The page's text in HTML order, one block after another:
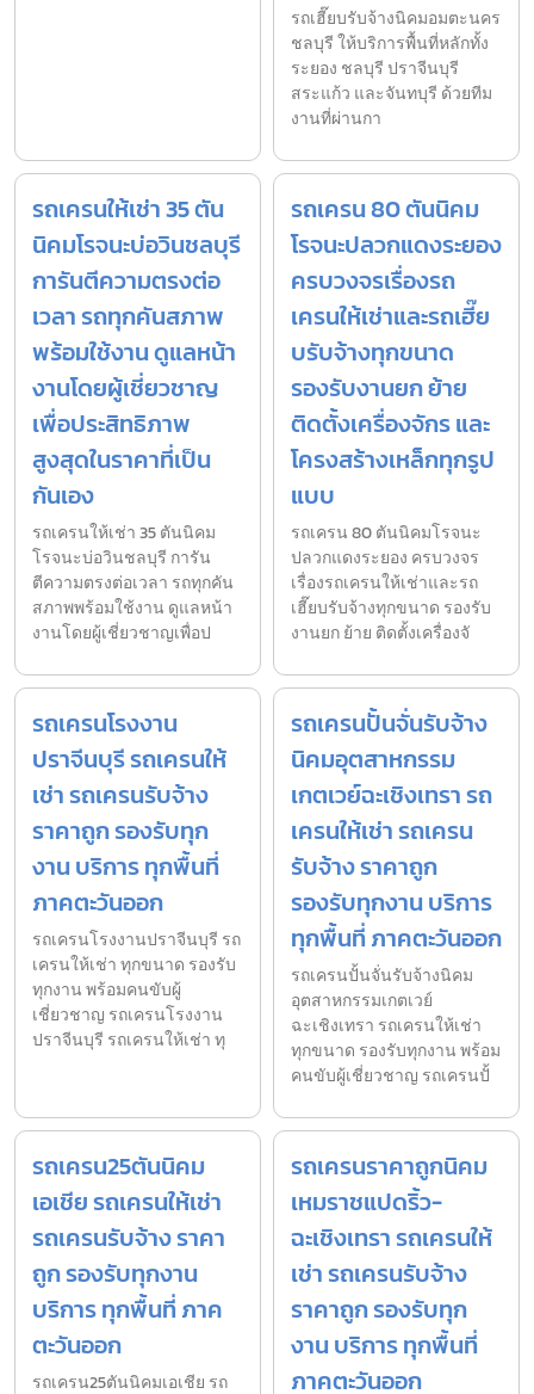
รถเฮี๊ยบรับจ้างนิคมอมตะนคร
ชลบุรี ให้บริการพื้นที่หลักทั้ง
ระยอง ชลบุรี ปราจีนบุรี
สระแก้ว และจันทบุรี ด้วยทีม
งานที่ผ่านกา
รถเครนให้เช่า 35 ตัน
นิคมโรจนะบ่อวินชลบุรี
การันตีความตรงต่อ
เวลา รถทุกคันสภาพ
พร้อมใช้งาน ดูแลหน้า
งานโดยผู้เชี่ยวชาญ
เพื่อประสิทธิภาพ
สูงสุดในราคาที่เป็น
กันเอง
รถเครนให้เช่า 35 ตันนิคม
โรจนะบ่อวินชลบุรี การัน
ตีความตรงต่อเวลา รถทุกคัน
สภาพพร้อมใช้งาน ดูแลหน้า
งานโดยผู้เชี่ยวชาญเพื่อป
รถเครน 80 ตันนิคม
โรจนะปลวกแดงระยอง
ครบวงจรเรื่องรถ
เครนให้เช่าและรถเฮี๊ย
บรับจ้างทุกขนาด
รองรับงานยก ย้าย
ติดตั้งเครื่องจักร และ
โครงสร้างเหล็กทุกรูป
แบบ
รถเครน 80 ตันนิคมโรจนะ
ปลวกแดงระยอง ครบวงจร
เรื่องรถเครนให้เช่าและรถ
เฮี๊ยบรับจ้างทุกขนาด รองรับ
งานยก ย้าย ติดตั้งเครื่องจั
รถเครนโรงงาน
ปราจีนบุรี รถเครนให้
เช่า รถเครนรับจ้าง
ราคาถูก รองรับทุก
งาน บริการ ทุกพื้นที่
ภาคตะวันออก
รถเครนโรงงานปราจีนบุรี รถ
เครนให้เช่า ทุกขนาด รองรับ
ทุกงาน พร้อมคนขับผู้
เชี่ยวชาญ รถเครนโรงงาน
ปราจีนบุรี รถเครนให้เช่า ทุ
รถเครนปั้นจั่นรับจ้าง
นิคมอุตสาหกรรม
เกตเวย์ฉะเชิงเทรา รถ
เครนให้เช่า รถเครน
รับจ้าง ราคาถูก
รองรับทุกงาน บริการ
ทุกพื้นที่ ภาคตะวันออก
รถเครนปั้นจั่นรับจ้างนิคม
อุตสาหกรรมเกตเวย์
ฉะเชิงเทรา รถเครนให้เช่า
ทุกขนาด รองรับทุกงาน พร้อม
คนขับผู้เชี่ยวชาญ รถเครนปั้
รถเครน25ตันนิคม
เอเชีย รถเครนให้เช่า
รถเครนรับจ้าง ราคา
ถูก รองรับทุกงาน
บริการ ทุกพื้นที่ ภาค
ตะวันออก
รถเครน25ตันนิคมเอเชีย รถ
รถเครนราคาถูกนิคม
เหมราชแปดริ้ว-
ฉะเชิงเทรา รถเครนให้
เช่า รถเครนรับจ้าง
ราคาถูก รองรับทุก
งาน บริการ ทุกพื้นที่
ภาคตะวันออก